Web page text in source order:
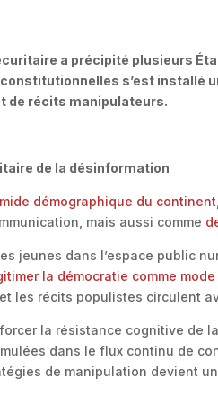
a précipité plusieurs
s’est installé
de récits manipulateurs.
de la désinformation
démographique du continent
mais aussi comme
jeunes dans l’espace public
la démocratie comme
les récits populistes circulent
la résistance cognitive de
dans le flux continu de
de manipulation devient